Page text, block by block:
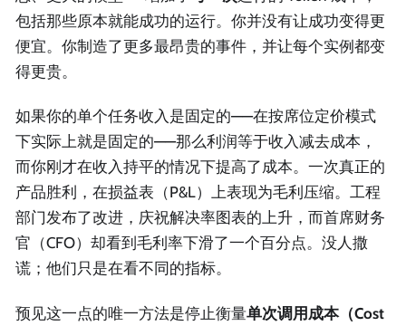
包括那些原本就能成功的运行。你并没有让成功变得更
便宜。你制造了更多最昂贵的事件，并让每个实例都变
得更贵。
如果你的单个任务收入是固定的——在按席位定价模式
下实际上就是固定的——那么利润等于收入减去成本，
而你刚才在收入持平的情况下提高了成本。一次真正的
产品胜利，在损益表（P&L）上表现为毛利压缩。工程
部门发布了改进，庆祝解决率图表的上升，而首席财务
官（CFO）却看到毛利率下滑了一个百分点。没人撒
谎；他们只是在看不同的指标。
预见这一点的唯一方法是停止衡量单次调用成本（Cost